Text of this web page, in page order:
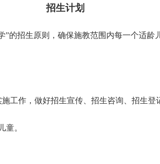
招生计划
”的招生原则，确保施教范围内每一个适龄
工作，做好招生宣传、招生咨询、招生登
童。